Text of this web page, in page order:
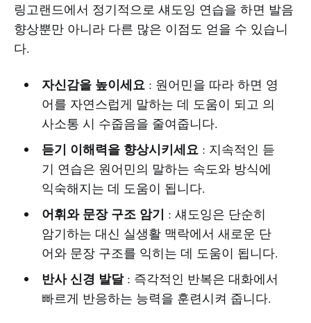
링고랜드에서 정기적으로 섀도잉 연습을 하면 발음
향상뿐만 아니라 다른 많은 이점도 얻을 수 있습니
다.
자신감을 높이세요: 원어민을 따라 하면 영
어를 자연스럽게 말하는 데 도움이 되고 의
사소통 시 수줍음을 줄여줍니다.
듣기 이해력을 향상시키세요: 지속적인 듣
기 연습은 원어민의 말하는 속도와 방식에
익숙해지는 데 도움이 됩니다.
어휘와 문장 구조 암기 : 섀도잉은 단순히
암기하는 대신 실생활 맥락에서 새로운 단
어와 문장 구조를 익히는 데 도움이 됩니다.
반사 신경 발달: 즉각적인 반복은 대화에서
빠르게 반응하는 능력을 훈련시켜 줍니다.